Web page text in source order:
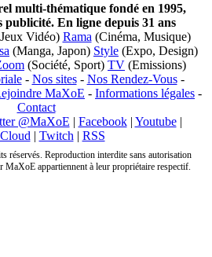
multi-thématique fondé en 1995,
publicité. En ligne depuis 31 ans
Vidéo) Rama (Cinéma, Musique)
(Manga, Japon) Style (Expo, Design)
(Société, Sport) TV (Emissions)
- Nos sites- Nos Rendez-Vous-
MaXoE - Informations légales -
Contact
@MaXoE | Facebook| Youtube|
| Twitch | RSS
réservés. Reproduction interdite sans autorisation
MaXoE appartiennent à leur propriétaire respectif.